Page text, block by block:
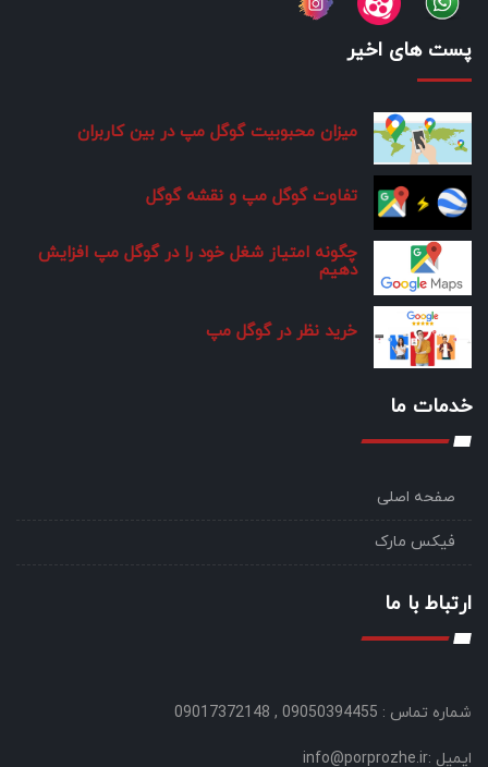
پست های اخیر
میزان محبوبیت گوگل مپ در بین کاربران
تفاوت گوگل مپ و نقشه گوگل
چگونه امتیاز شغل خود را در گوگل مپ افزایش
دهیم
خرید نظر در گوگل مپ
خدمات ما
صفحه اصلی
فیکس مارک
ارتباط با ما
شماره تماس : 09050394455 , 09017372148
ایمیل :info@porprozhe.ir